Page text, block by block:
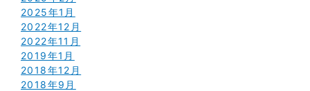
2025年1月
2022年12月
2022年11月
2019年1月
2018年12月
2018年9月